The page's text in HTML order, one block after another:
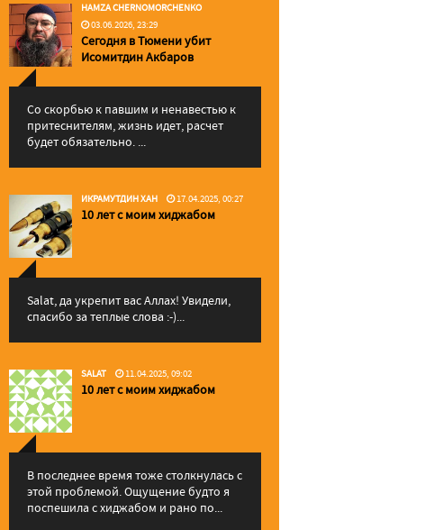
HAMZA CHERNOMORCHENKO
03.06.2026, 23:29
Сегодня в Тюмени убит
Исомитдин Акбаров
Со скорбью к павшим и ненавестью к
притеснителям, жизнь идет, расчет
будет обязательно. ...
ИКРАМУТДИН ХАН 17.04.2025, 00:27
10 лет с моим хиджабом
Salat, да укрепит вас Аллаx! Увидели,
спасибо за теплые слова :-)...
SALAT 11.04.2025, 09:02
10 лет с моим хиджабом
В последнее время тоже столкнулась с
этой проблемой. Ощущение будто я
поспешила с хиджабом и рано по...